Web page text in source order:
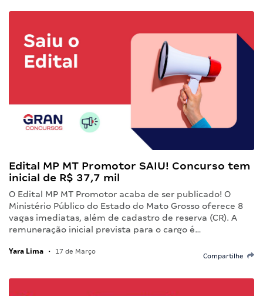
Edital MP MT Promotor SAIU! Concurso tem
inicial de R$ 37,7 mil
O Edital MP MT Promotor acaba de ser publicado! O
Ministério Público do Estado do Mato Grosso oferece 8
vagas imediatas, além de cadastro de reserva (CR). A
remuneração inicial prevista para o cargo é…
Yara Lima • 17 de Março
Compartilhe